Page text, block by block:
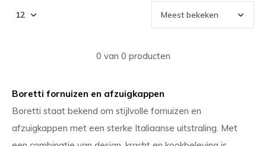
0 van 0 producten
Boretti fornuizen en afzuigkappen
Boretti staat bekend om stijlvolle fornuizen en
afzuigkappen met een sterke Italiaanse uitstraling. Met